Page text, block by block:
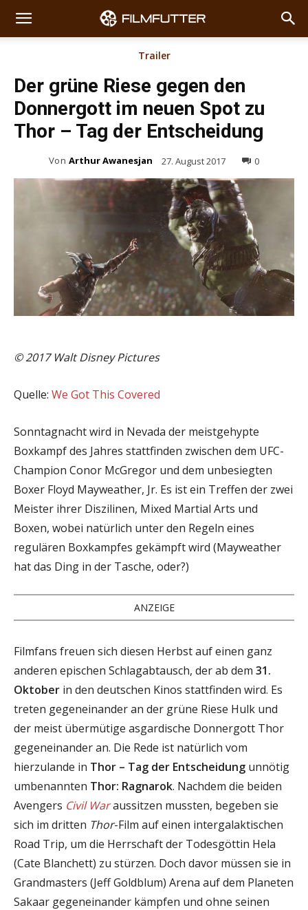
Trailer
Der grüne Riese gegen den
Donnergott im neuen Spot zu
Thor – Tag der Entscheidung
Von Arthur Awanesjan 27. August 2017 0
©2017 Walt Disney Pictures
Quelle: We Got This Covered
Sonntagnacht wird in Nevada der meistgehypte
Boxkampf des Jahres stattfinden zwischen dem UFC-
Champion Conor McGregor und dem unbesiegten
Boxer Floyd Mayweather, Jr. Es ist ein Treffen der zwei
Meister ihrer Diszilinen, Mixed Martial Arts und
Boxen, wobei natürlich unter den Regeln eines
regulären Boxkampfes gekämpft wird (Mayweather
hat das Ding in der Tasche, oder?)
ANZEIGE
Filmfans freuen sich diesen Herbst auf einen ganz
anderen epischen Schlagabtausch, der ab dem 31.
Oktober in den deutschen Kinos stattfinden wird. Es
treten gegeneinander an der grüne Riese Hulk und
der meist übermütige asgardische Donnergott Thor
gegeneinander an. Die Rede ist natürlich vom
hierzulande in Thor – Tag der Entscheidung unnötig
umbenannten Thor: Ragnarok. Nachdem die beiden
Avengers Civil Waraussitzen mussten, begeben sie
sich im dritten Thor-Film auf einen intergalaktischen
Road Trip, um die Herrschaft der Todesgöttin Hela
(Cate Blanchett) zu stürzen. Doch davor müssen sie in
Grandmasters (Jeff Goldblum) Arena auf dem Planeten
Sakaar gegeneinander kämpfen und ohne seinen